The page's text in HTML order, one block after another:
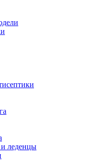
леденцы